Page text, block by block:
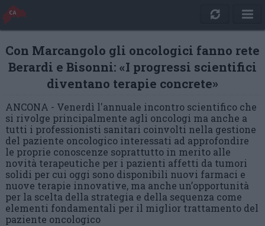
Con Marcangolo gli oncologici fanno rete
Berardi e Bisonni: «I progressi scientifici
diventano terapie concrete»
ANCONA - Venerdì l'annuale incontro scientifico che
si rivolge principalmente agli oncologi ma anche a
tutti i professionisti sanitari coinvolti nella gestione
del paziente oncologico interessati ad approfondire
le proprie conoscenze soprattutto in merito alle
novità terapeutiche per i pazienti affetti da tumori
solidi per cui oggi sono disponibili nuovi farmaci e
nuove terapie innovative, ma anche un’opportunità
per la scelta della strategia e della sequenza come
elementi fondamentali per il miglior trattamento del
paziente oncologico